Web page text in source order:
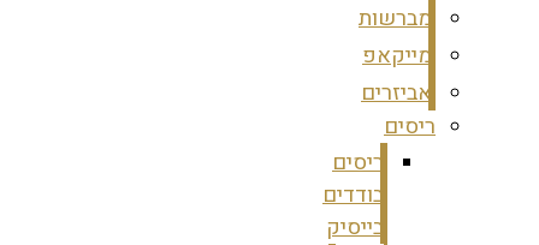
מברשות
מייקאפ
אביזרים
ריסים
ריסים
בודדים
בייסיק